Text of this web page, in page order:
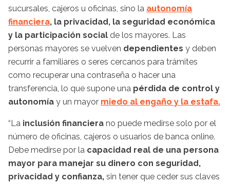
sucursales, cajeros u oficinas, sino la autonomía
financiera, la privacidad, la seguridad económica
y la participación social de los mayores. Las
personas mayores se vuelven dependientes y deben
recurrir a familiares o seres cercanos para trámites
como recuperar una contraseña o hacer una
transferencia, lo que supone una pérdida de control y
autonomía y un mayor miedo al engaño y la estafa.
“La inclusión financiera no puede medirse solo por el
número de oficinas, cajeros o usuarios de banca online.
Debe medirse por la capacidad real de una persona
mayor para manejar su dinero con seguridad,
privacidad y confianza, sin tener que ceder sus claves